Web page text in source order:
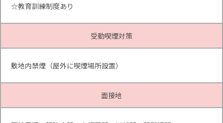
☆教育訓練制度あり
受動喫煙対策
敷地内禁煙（屋外に喫煙場所設置）
面接地